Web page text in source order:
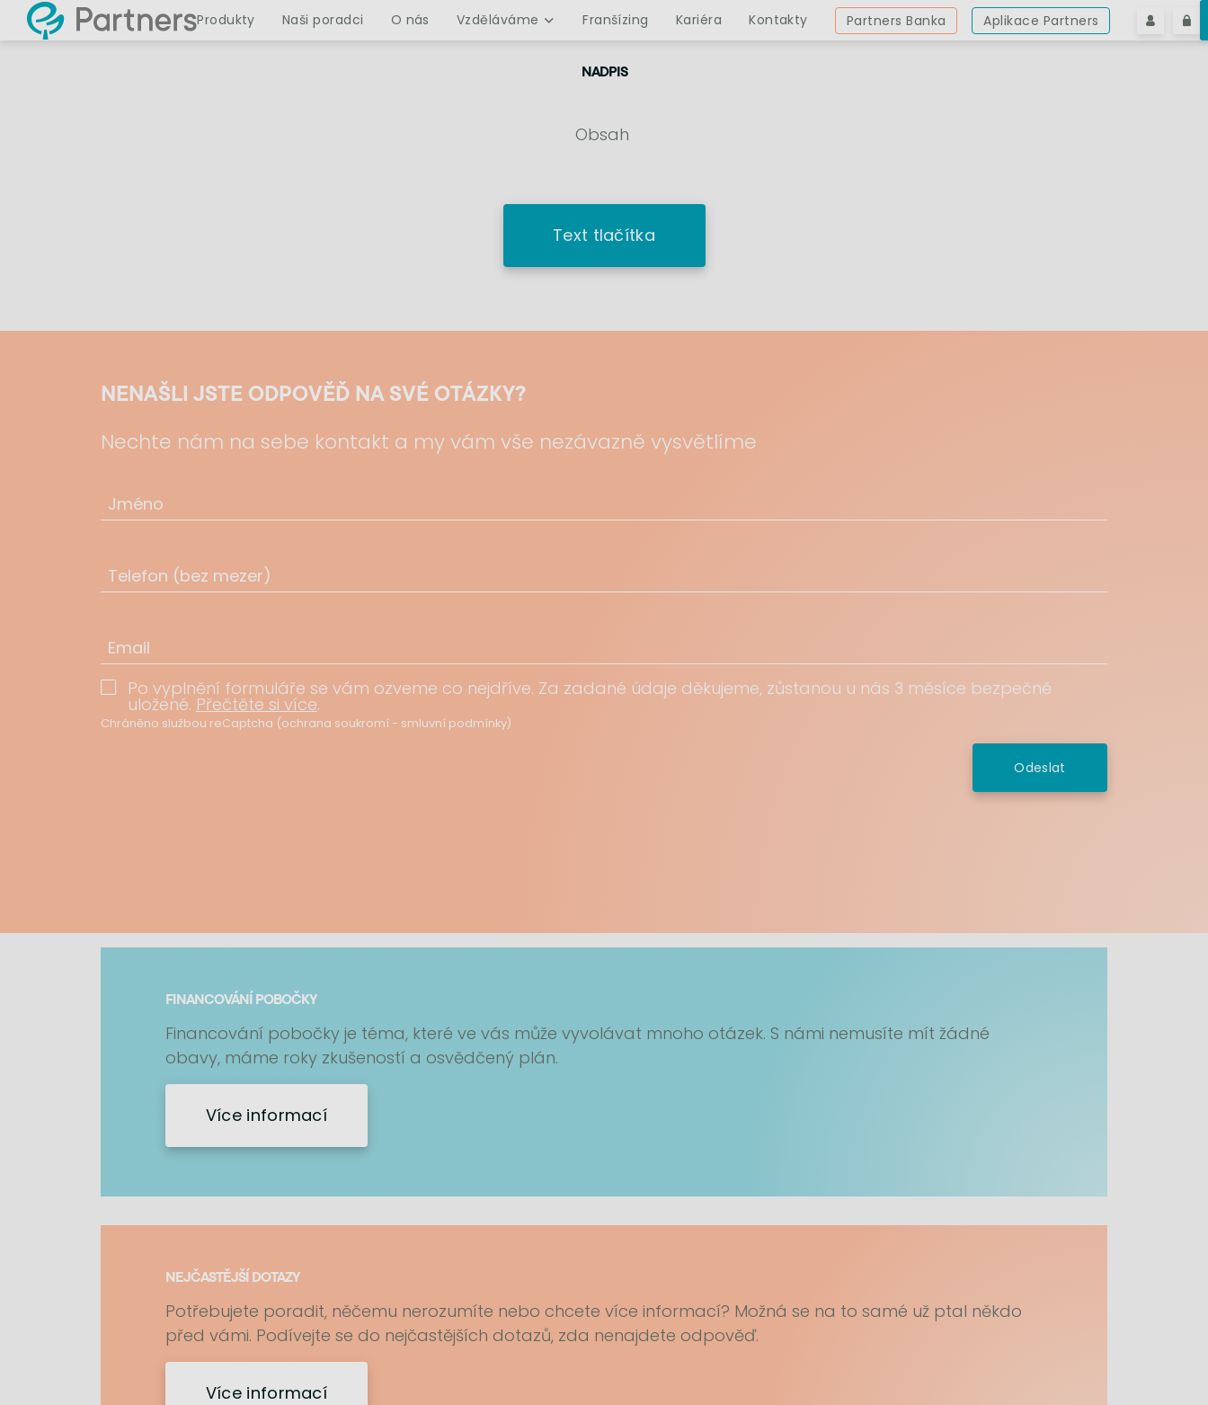
Produkty Naši poradci O nás Vzděláváme Franšízing Kariéra Kontakty Partners Banka Aplikace Partners
NADPIS
Obsah
Text tlačítka
NENAŠLI JSTE ODPOVĚĎ NA SVÉ OTÁZKY?
Nechte nám na sebe kontakt a my vám vše nezávazně vysvětlíme
Jméno
Telefon (bez mezer)
Email
Po vyplnění formuláře se vám ozveme co nejdříve. Za zadané údaje děkujeme, zůstanou u nás 3 měsíce bezpečně
uložené. Přečtěte si více.
Chráněno službou reCaptcha (ochrana soukromí - smluvní podmínky)
Odeslat
JANA NÁROČNÁ
FINANCOVÁNÍ POBOČKY
Financování pobočky je téma, které ve vás může vyvolávat mnoho otázek. S námi nemusíte mít žádné
obavy, máme roky zkušeností a osvědčený plán.
Více informací
NEJČASTĚJŠÍ DOTAZY
Potřebujete poradit, něčemu nerozumíte nebo chcete více informací? Možná se na to samé už ptal někdo
před vámi. Podívejte se do nejčastějších dotazů, zda nenajdete odpověď.
Více informací